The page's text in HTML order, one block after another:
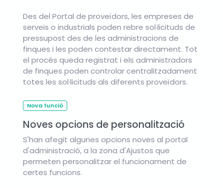
Des del Portal de proveïdors, les empreses de
serveis o industrials poden rebre sol·licituds de
pressupost des de les administracions de
finques i les poden contestar directament. Tot
el procés queda registrat i els administradors
de finques poden controlar centralitzadament
totes les sol·licituds als diferents proveïdors.
Nova funció
Noves opcions de personalització
S'han afegit algunes opcions noves al portal
d'administració, a la zona d'Ajustos que
permeten personalitzar el funcionament de
certes funcions.